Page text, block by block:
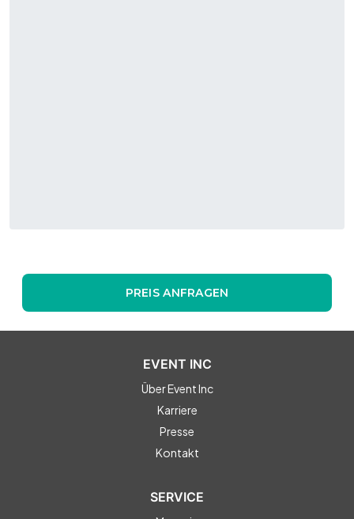
PREIS ANFRAGEN
EVENT INC
Über Event Inc
Karriere
Presse
Kontakt
SERVICE